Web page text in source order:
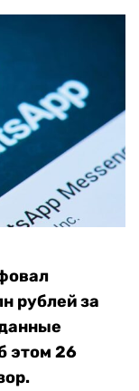
рублей за
этом 26